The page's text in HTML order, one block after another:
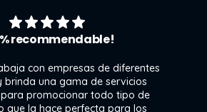
recommendable!
con empresas de diferentes
brinda una gama de servicios
promocionar todo tipo de
que la hace perfecta para los